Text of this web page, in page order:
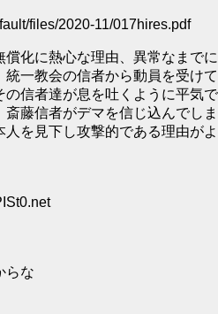
files/2020-11/017hires.pdf
化に熱心な理由、異常なまでに
一教会の信者から動員を受けて
信者達が息を吐くように平気で
藤信者がデマを信じ込んでしま
を見下し攻撃的である理由がよ
らな